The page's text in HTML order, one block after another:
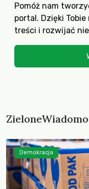
Pomóż nam
portal. Dzięki
treści i rozwijać
Demokracja